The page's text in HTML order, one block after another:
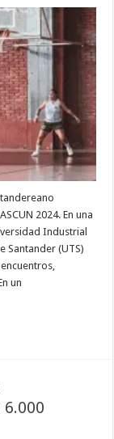
2024. En una
Industrial
Santander (UTS)
un